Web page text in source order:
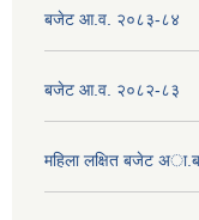
बजेट आ.व. २०८३-८४
बजेट आ.व. २०८२-८३
महिला लक्षित बजेट